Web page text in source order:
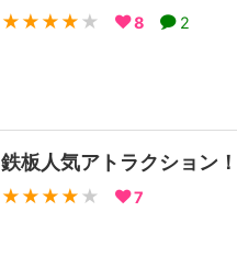
★★★★ ★ 8 2
鉄板人気アトラクション！
★★★★ ★ 7